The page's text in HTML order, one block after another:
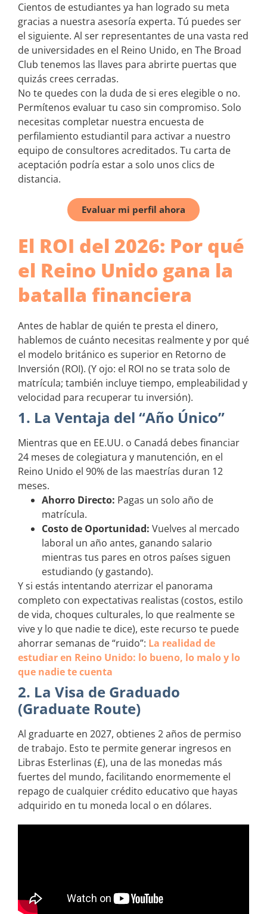
Cientos de estudiantes ya han logrado su meta
gracias a nuestra asesoría experta. Tú puedes ser
el siguiente. Al ser representantes de una vasta red
de universidades en el Reino Unido, en The Broad
Club tenemos las llaves para abrirte puertas que
quizás crees cerradas.
No te quedes con la duda de si eres elegible o no.
Permítenos evaluar tu caso sin compromiso. Solo
necesitas completar nuestra encuesta de
perfilamiento estudiantil para activar a nuestro
equipo de consultores acreditados. Tu carta de
aceptación podría estar a solo unos clics de
distancia.
Evaluar mi perfil ahora
El ROI del 2026: Por qué
el Reino Unido gana la
batalla financiera
Antes de hablar de quién te presta el dinero,
hablemos de cuánto necesitas realmente y por qué
el modelo británico es superior en Retorno de
Inversión (ROI). (Y ojo: el ROI no se trata solo de
matrícula; también incluye tiempo, empleabilidad y
velocidad para recuperar tu inversión).
1. La Ventaja del “Año Único”
Mientras que en EE.UU. o Canadá debes financiar
24 meses de colegiatura y manutención, en el
Reino Unido el 90% de las maestrías duran 12
meses.
Ahorro Directo: Pagas un solo año de
matrícula.
Costo de Oportunidad: Vuelves al mercado
laboral un año antes, ganando salario
mientras tus pares en otros países siguen
estudiando (y gastando).
Y si estás intentando aterrizar el panorama
completo con expectativas realistas (costos, estilo
de vida, choques culturales, lo que realmente se
vive y lo que nadie te dice), este recurso te puede
ahorrar semanas de “ruido”: La realidad de
estudiar en Reino Unido: lo bueno, lo malo y lo
que nadie te cuenta
2. La Visa de Graduado
(Graduate Route)
Al graduarte en 2027, obtienes 2 años de permiso
de trabajo. Esto te permite generar ingresos en
Libras Esterlinas (£), una de las monedas más
fuertes del mundo, facilitando enormemente el
repago de cualquier crédito educativo que hayas
adquirido en tu moneda local o en dólares.